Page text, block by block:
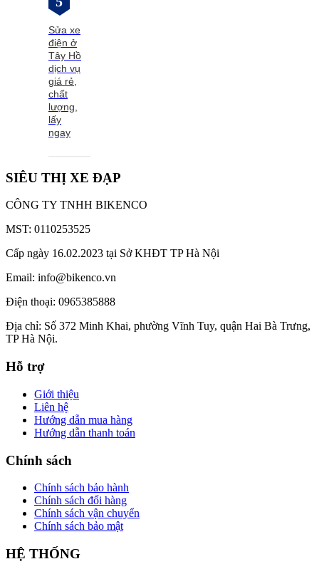
Sửa xe
điện ở
Tây Hồ
dịch vụ
giá rẻ,
chất
lượng,
lấy
ngay
SIÊU THỊ XE ĐẠP
CÔNG TY TNHH BIKENCO
MST: 0110253525
Cấp ngày 16.02.2023 tại Sở KHĐT TP Hà Nội
Email: info@bikenco.vn
Điện thoại: 0965385888
Địa chỉ: Số 372 Minh Khai, phường Vĩnh Tuy, quận Hai Bà Trưng,
TP Hà Nội.
Hỗ trợ
Giới thiệu
Liên hệ
Hướng dẫn mua hàng
Hướng dẫn thanh toán
Chính sách
Chính sách bảo hành
Chính sách đổi hàng
Chính sách vận chuyển
Chính sách bảo mật
HỆ THỐNG